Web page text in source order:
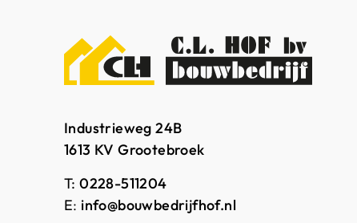
Industrieweg 24B
1613 KV Grootebroek
T: 0228-511204
E: info@bouwbedrijfhof.nl